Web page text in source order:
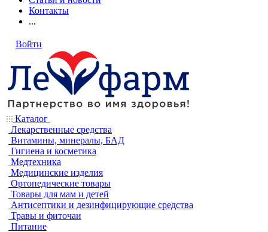
Контакты
...
Войти
Каталог
Лекарственные средства
Витамины, минералы, БАД
Гигиена и косметика
Медтехника
Медицинские изделия
Ортопедические товары
Товары для мам и детей
Антисептики и дезинфицирующие средства
Травы и фиточаи
Питание